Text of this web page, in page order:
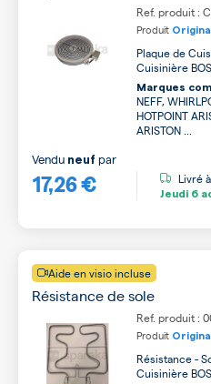
Ref. produit :
Produit Original
Plaque de
Cuisinière
Marques
NEFF,
HOTPOINT
ARISTON ...
17,26 €
Vendu neuf par
Livré
Jeudi 6
Aide en visio incluse
Résistance de sole
Ref. produit :
Produit Original
Résistance -
Cuisinière